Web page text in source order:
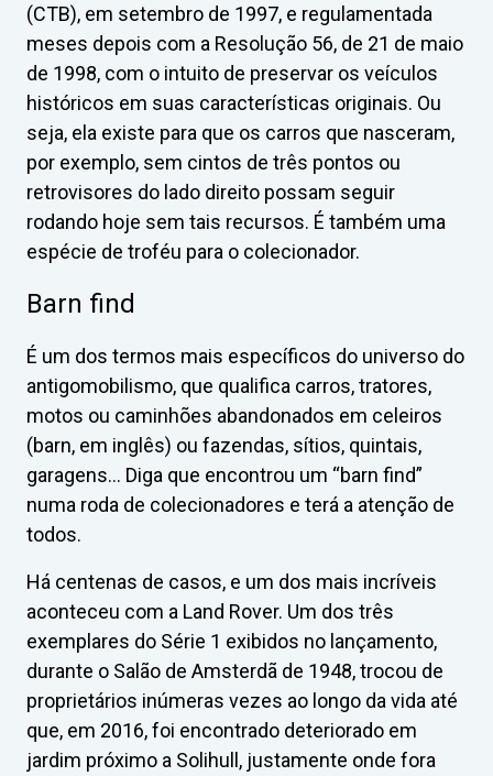
(CTB), em setembro de 1997, e regulamentada
meses depois com a Resolução 56, de 21 de maio
de 1998, com o intuito de preservar os veículos
históricos em suas características originais. Ou
seja, ela existe para que os carros que nasceram,
por exemplo, sem cintos de três pontos ou
retrovisores do lado direito possam seguir
rodando hoje sem tais recursos. É também uma
espécie de troféu para o colecionador.
Barn find
É um dos termos mais específicos do universo do
antigomobilismo, que qualifica carros, tratores,
motos ou caminhões abandonados em celeiros
(barn, em inglês) ou fazendas, sítios, quintais,
garagens… Diga que encontrou um “barn find”
numa roda de colecionadores e terá a atenção de
todos.
Há centenas de casos, e um dos mais incríveis
aconteceu com a Land Rover. Um dos três
exemplares do Série 1 exibidos no lançamento,
durante o Salão de Amsterdã de 1948, trocou de
proprietários inúmeras vezes ao longo da vida até
que, em 2016, foi encontrado deteriorado em
jardim próximo a Solihull, justamente onde fora